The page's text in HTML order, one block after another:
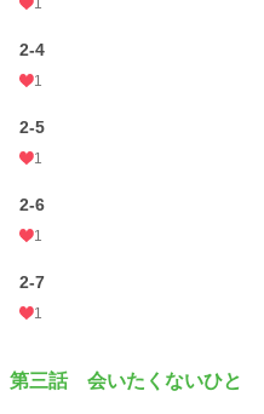
1
2-4
1
2-5
1
2-6
1
2-7
1
第三話 会いたくないひと